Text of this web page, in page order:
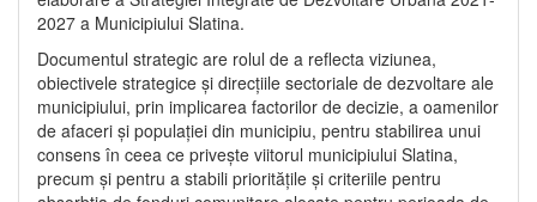
2027 a Municipiului Slatina.
Documentul strategic are rolul de a reflecta viziunea,
obiectivele strategice și direcțiile sectoriale de dezvoltare ale
municipiului, prin implicarea factorilor de decizie, a oamenilor
de afaceri și populației din municipiu, pentru stabilirea unui
consens în ceea ce privește viitorul municipiului Slatina,
precum și pentru a stabili prioritățile și criteriile pentru